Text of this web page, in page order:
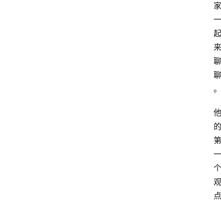
家
一
起
来
聊
聊
。
他
的
第
一
个
观
点